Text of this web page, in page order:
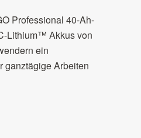
Professional 40-Ah-
Lithium™ Akkus von
ein
ganztägige Arbeiten